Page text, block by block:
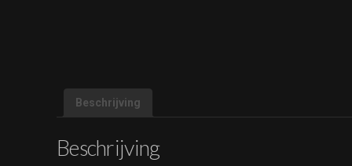
Beschrijving
Beschrijving